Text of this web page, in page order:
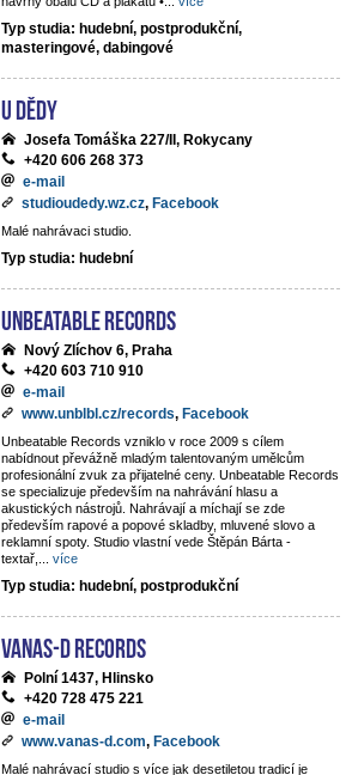
Typ studia: hudební, postprodukční,
masteringové, dabingové
U dědy
Josefa Tomáška 227/II, Rokycany
+420 606 268 373
e-mail
studioudedy.wz.cz, Facebook
Malé nahrávaci studio.
Typ studia: hudební
Unbeatable Records
Nový Zlíchov 6, Praha
+420 603 710 910
e-mail
www.unblbl.cz/records, Facebook
Unbeatable Records vzniklo v roce 2009 s cílem
nabídnout převážně mladým talentovaným umělcům
profesionální zvuk za přijatelné ceny. Unbeatable Records
se specializuje především na nahrávání hlasu a
akustických nástrojů. Nahrávají a míchají se zde
především rapové a popové skladby, mluvené slovo a
reklamní spoty. Studio vlastní vede Štěpán Bárta -
textař,
více
Typ studia: hudební, postprodukční
VANAS-D Records
Polní 1437, Hlinsko
+420 728 475 221
e-mail
www.vanas-d.com, Facebook
Malé nahrávací studio s více jak desetiletou tradicí je